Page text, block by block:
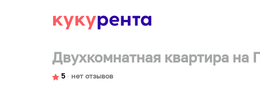
Двухкомнатная квартира на
5 ∙ нет отзывов